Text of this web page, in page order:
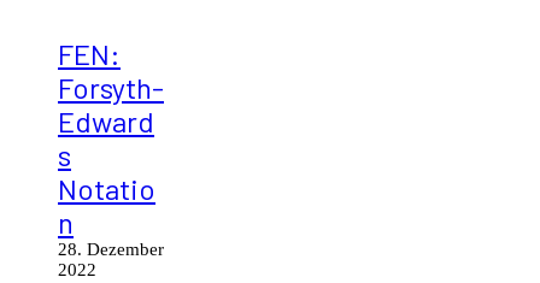
FEN:
Forsyth-
Edward
s
Notatio
n
28. Dezember
2022